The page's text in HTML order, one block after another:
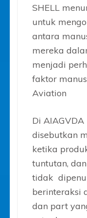
SHELL
untuk
antara
mereka
menjadi
faktor
Aviation
Di
disebutkan
ketika
tuntutan,
tidak
berinteraksi
dan part